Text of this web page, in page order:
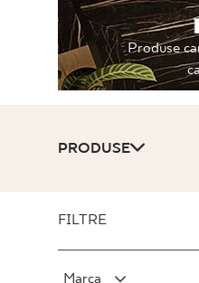
Produse
PRODUSE
FILTRE
Marca